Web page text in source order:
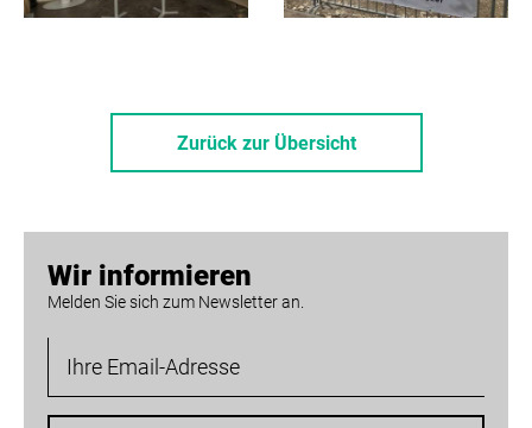
Zurück zur Übersicht
Wir informieren
Melden Sie sich zum Newsletter an.